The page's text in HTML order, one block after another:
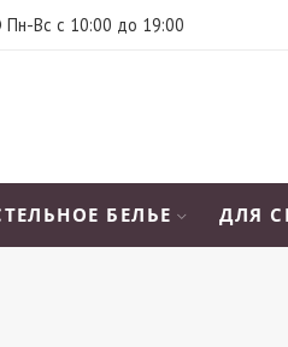
Пн-Вс с 10:00 до 19:00
БЕЛЬЕ ДЛЯ